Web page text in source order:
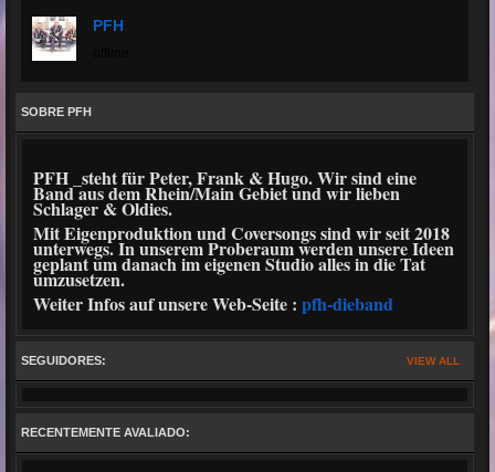
PFH
SOBRE PFH
PFH _steht für Peter, Frank & Hugo. Wir sind eine
Band aus dem Rhein/Main Gebiet und wir lieben
Schlager & Oldies.
Mit Eigenproduktion und Coversongs sind wir seit 2018
unterwegs. In unserem Proberaum werden unsere Ideen
geplant um danach im eigenen Studio alles in die Tat
umzusetzen.
Weiter Infos auf unsere Web-Seite :pfh-dieband
VIEW ALL
SEGUIDORES:
RECENTEMENTE AVALIADO: